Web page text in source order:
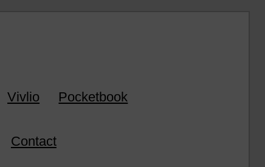
Vivlio Pocketbook
Contact